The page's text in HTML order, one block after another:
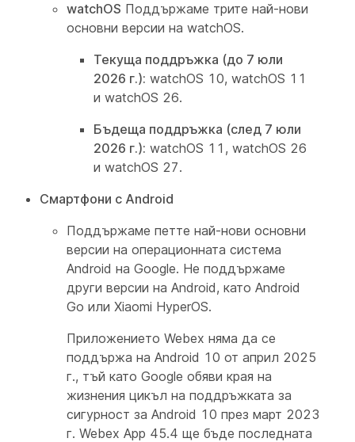
watchOS Поддържаме трите най-нови
основни версии на watchOS.
Текуща поддръжка (до 7 юли
2026 г.): watchOS 10, watchOS 11
и watchOS 26.
Бъдеща поддръжка (след 7 юли
2026 г.): watchOS 11, watchOS 26
и watchOS 27.
Смартфони с Android
Поддържаме петте най-нови основни
версии на операционната система
Android на Google. Не поддържаме
други версии на Android, като Android
Go или Xiaomi HyperOS.
Приложението Webex няма да се
поддържа на Android 10 от април 2025
г., тъй като Google обяви края на
жизнения цикъл на поддръжката за
сигурност за Android 10 през март 2023
г. Webex App 45.4 ще бъде последната